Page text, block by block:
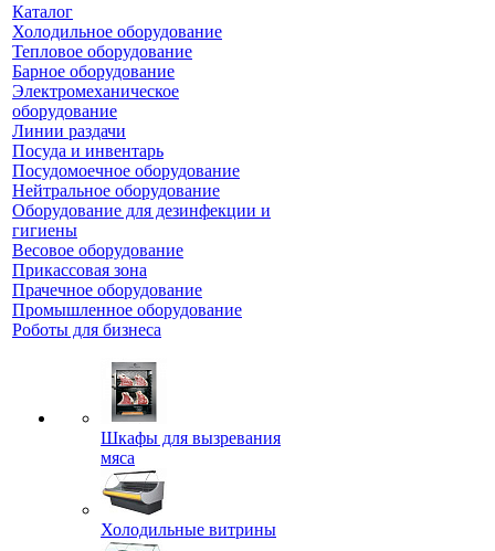
Каталог
Холодильное оборудование
Тепловое оборудование
Барное оборудование
Электромеханическое
оборудование
Линии раздачи
Посуда и инвентарь
Посудомоечное оборудование
Нейтральное оборудование
Оборудование для дезинфекции и
гигиены
Весовое оборудование
Прикассовая зона
Прачечное оборудование
Промышленное оборудование
Роботы для бизнеса
Шкафы для вызревания
мяса
Холодильные витрины